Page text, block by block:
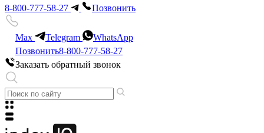
8-800-777-58-27
Позвонить
Max Telegram
WhatsApp
Позвонить8-800-777-58-27
Заказать обратный звонок